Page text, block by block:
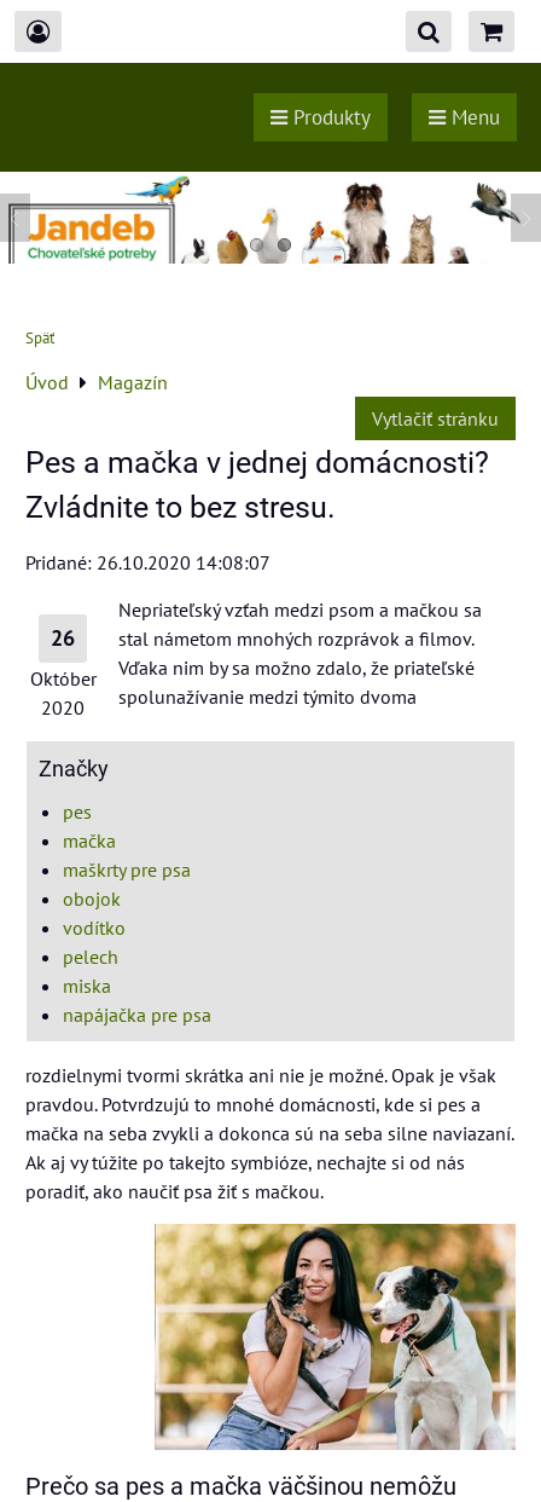
Produkty Menu
Späť
Úvod
Magazín
Vytlačiť stránku
Pes a mačka v jednej domácnosti?
Zvládnite to bez stresu.
Pridané: 26.10.2020 14:08:07
26
Október
2020
Značky
pes
mačka
maškrty pre psa
obojok
vodítko
pelech
miska
napájačka pre psa
Nepriateľský vzťah medzi psom a mačkou sa
stal námetom mnohých rozprávok a filmov.
Vďaka nim by sa možno zdalo, že priateľské
spolunažívanie medzi týmito dvoma
rozdielnymi tvormi skrátka ani nie je možné. Opak je však
pravdou. Potvrdzujú to mnohé domácnosti, kde si pes a
mačka na seba zvykli a dokonca sú na seba silne naviazaní.
Ak aj vy túžite po takejto symbióze, nechajte si od nás
poradiť, ako naučiť psa žiť s mačkou.
Prečo sa pes a mačka väčšinou nemôžu